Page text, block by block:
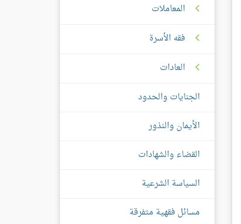
المعاملات
فقه الأسرة
العادات
الجنايات والحدود
الأيمان والنذور
القضاء والشهادات
السياسة الشرعية
مسائل فقهية متفرقة